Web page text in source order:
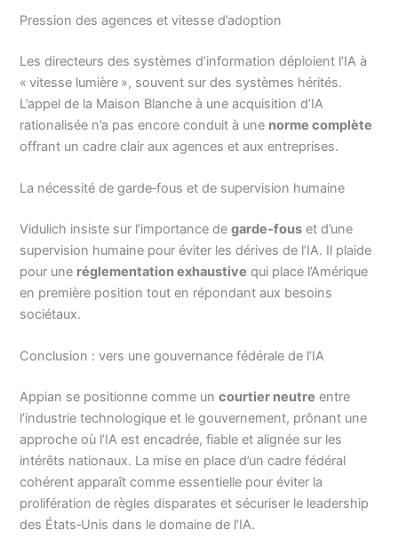
Pression des agences et vitesse d’adoption
Les directeurs des systèmes d’information déploient l’IA à
« vitesse lumière », souvent sur des systèmes hérités.
L’appel de la Maison Blanche à une acquisition d’IA
rationalisée n’a pas encore conduit à une norme complète
offrant un cadre clair aux agences et aux entreprises.
La nécessité de garde‑fous et de supervision humaine
Vidulich insiste sur l’importance degarde‑fous et d’une
supervision humaine pour éviter les dérives de l’IA. Il plaide
pour une réglementation exhaustive qui place l’Amérique
en première position tout en répondant aux besoins
sociétaux.
Conclusion : vers une gouvernance fédérale de l’IA
Appian se positionne comme uncourtier neutre entre
l’industrie technologique et le gouvernement, prônant une
approche où l’IA est encadrée, fiable et alignée sur les
intérêts nationaux. La mise en place d’un cadre fédéral
cohérent apparaît comme essentielle pour éviter la
prolifération de règles disparates et sécuriser le leadership
des États‑Unis dans le domaine de l’IA.